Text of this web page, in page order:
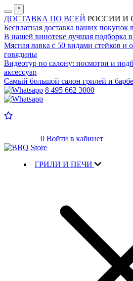
˟
ДОСТАВКА ПО ВСЕЙ РОССИИ И
Бесплатная доставка ваших покупок
В нашей винотеке лучшая подборка
Мясная лавка с 50 видами стейков и
говядины
Видеотур по салону: посмотри и
аксессуар
Самый большой салон грилей и
8 495 662 3000
0 Войти в кабинет
ГРИЛИ И ПЕЧИ